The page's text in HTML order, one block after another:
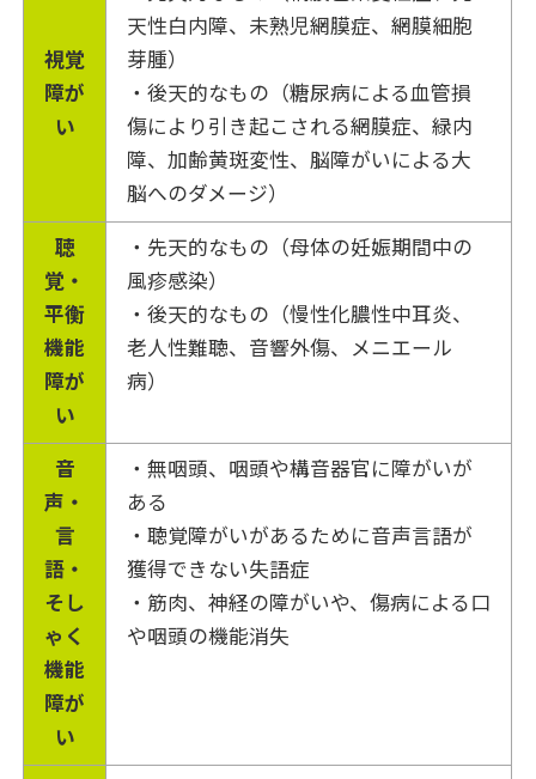
視覚
障が
い
天性白内障、未熟児網膜症、網膜細胞
芽腫）
・後天的なもの（糖尿病による血管損
傷により引き起こされる網膜症、緑内
障、加齢黄斑変性、脳障がいによる大
脳へのダメージ）
聴
覚・
平衡
機能
障が
い
・先天的なもの（母体の妊娠期間中の
風疹感染）
・後天的なもの（慢性化膿性中耳炎、
老人性難聴、音響外傷、メニエール
病）
音
声・
言
語・
そし
ゃく
機能
障が
い
・無咽頭、咽頭や構音器官に障がいが
ある
・聴覚障がいがあるために音声言語が
獲得できない失語症
・筋肉、神経の障がいや、傷病による口
や咽頭の機能消失